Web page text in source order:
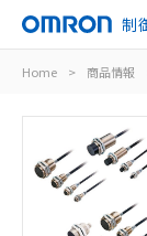
制
Home > 商品情報